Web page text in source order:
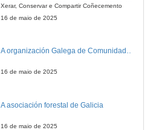
Xerar, Conservar e Compartir Coñecemento
16 de maio de 2025
A organización Galega de Comunidades de montes
16 de maio de 2025
A asociación forestal de Galicia
16 de maio de 2025